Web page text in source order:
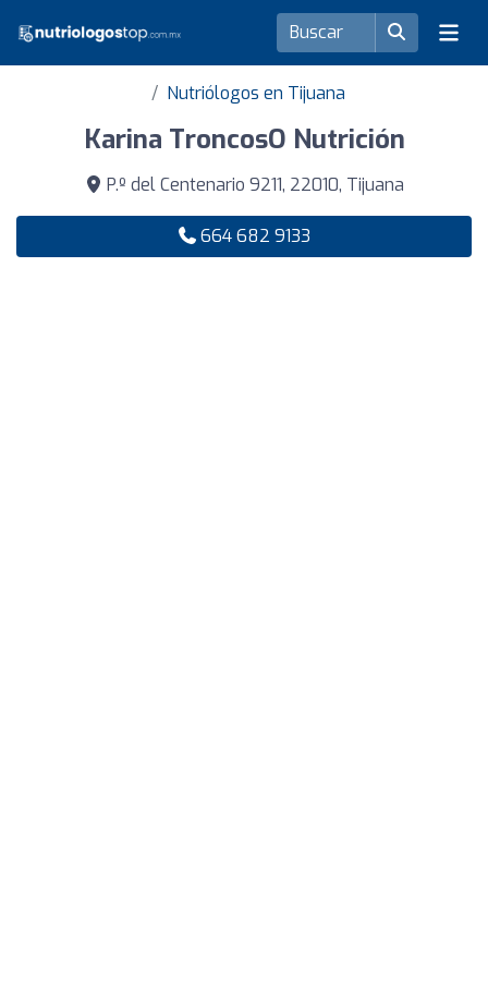
Nutriólogos en Tijuana
Karina TroncosO Nutrición
P.º del Centenario 9211, 22010, Tijuana
664 682 9133